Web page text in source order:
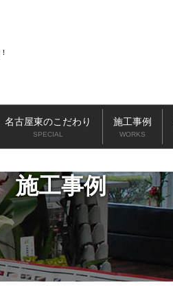
名古屋東のこだわり
SPECIAL
施工事例
WORKS
施工事例